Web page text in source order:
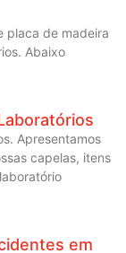
placa de madeira
Abaixo
Apresentamos
capelas, itens
em